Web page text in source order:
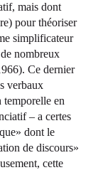
mais dont
pour théoriser
simplificateur
nombreux
Ce dernier
verbaux
en
– a certes
dont le
de discours»
cette